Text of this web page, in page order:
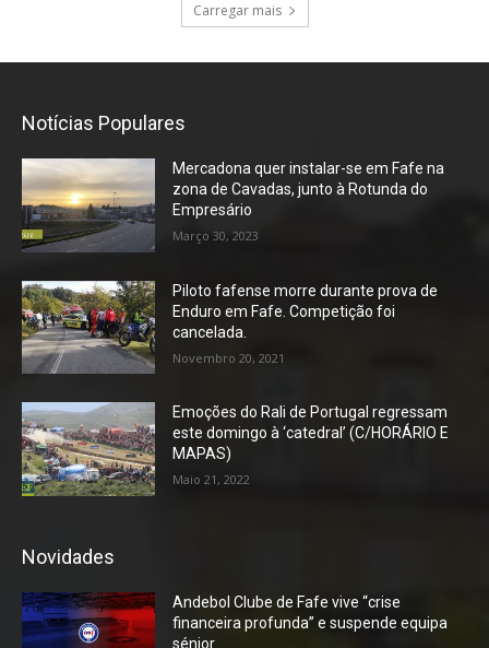
Carregar mais
Notícias Populares
Mercadona quer instalar-se em Fafe na
zona de Cavadas, junto à Rotunda do
Empresário
Março 30, 2023
Piloto fafense morre durante prova de
Enduro em Fafe. Competição foi
cancelada.
Novembro 20, 2021
Emoções do Rali de Portugal regressam
este domingo à ‘catedral’ (C/HORÁRIO E
MAPAS)
Maio 21, 2022
Novidades
Andebol Clube de Fafe vive “crise
financeira profunda” e suspende equipa
sénior